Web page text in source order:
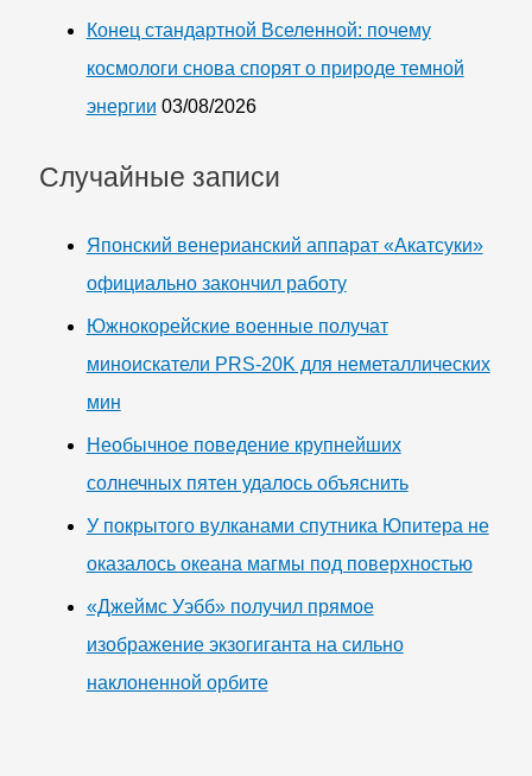
Конец стандартной Вселенной: почему
космологи снова спорят о природе темной
энергии 03/08/2026
Случайные записи
Японский венерианский аппарат «Акатсуки»
официально закончил работу
Южнокорейские военные получат
миноискатели PRS-20K для неметаллических
мин
Необычное поведение крупнейших
солнечных пятен удалось объяснить
У покрытого вулканами спутника Юпитера не
оказалось океана магмы под поверхностью
«Джеймс Уэбб» получил прямое
изображение экзогиганта на сильно
наклоненной орбите